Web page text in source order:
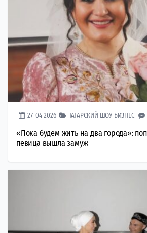
27-04-2026 ТАТАРСКИЙ ШОУ-БИЗНЕС
«Пока будем жить на два города»:
певица вышла замуж